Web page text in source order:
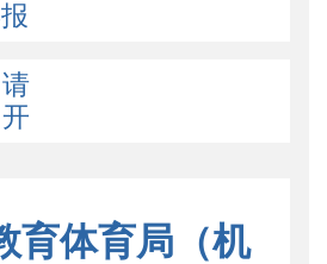
育体育局（机